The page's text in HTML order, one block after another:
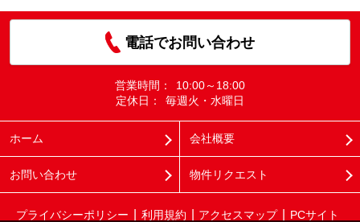
電話でお問い合わせ
営業時間：
10:00～18:00
定休日：
毎週火・水曜日
ホーム 会社概要
お問い合わせ 物件リクエスト
プライバシーポリシー 利用規約 アクセスマップ PCサイト